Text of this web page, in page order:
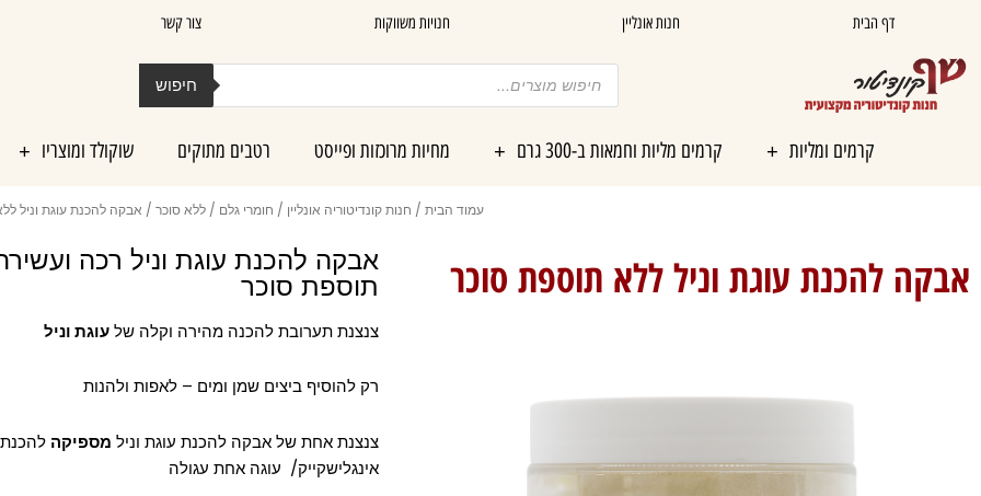
דף הבית חנות אונליין חנויות משווקות צור קשר
Products
search חיפוש
קרמים ומליות קרמים מליות וחמאות ב-300 גרם מחיות מרוכזות ופייסט רטבים מתוקים שוקולד ומוצריו
עמוד הבית / חנות קונדיטוריה אונליין / חומרי גלם / ללא סוכר / אבקה להכנת עוגת וניל
אבקה להכנת עוגת וניל ללא תוספת סוכר אבקה להכנת עוגת וניל רכה
תוספת סוכר
צנצנת תערובת להכנה מהירה וקלה שלעוגת וניל
רק להוסיף ביצים שמן ומים – לאפות ולהנות
צנצנת אחת של אבקה להכנת עוגת וניל מספיקה
אינגלישקייק/ עוגה אחת עגולה